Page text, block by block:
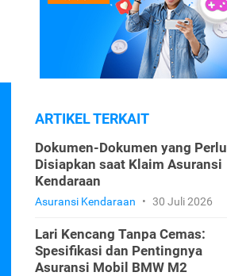
ARTIKEL TERKAIT
Dokumen-Dokumen yang Perlu
Disiapkan saat Klaim Asuransi
Kendaraan
Asuransi Kendaraan • 30 Juli 2026
Lari Kencang Tanpa Cemas:
Spesifikasi dan Pentingnya
Asuransi Mobil BMW M2